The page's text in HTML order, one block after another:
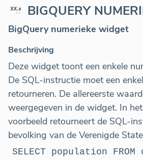
BIGQUERY
BigQuery numerieke widget
Beschrijving
Deze widget toont een enkele
De SQL-instructie moet een
retourneren. De allereerste
weergegeven in de widget. In
voorbeeld retourneert de SQL-
bevolking van de Verenigde
SELECT population